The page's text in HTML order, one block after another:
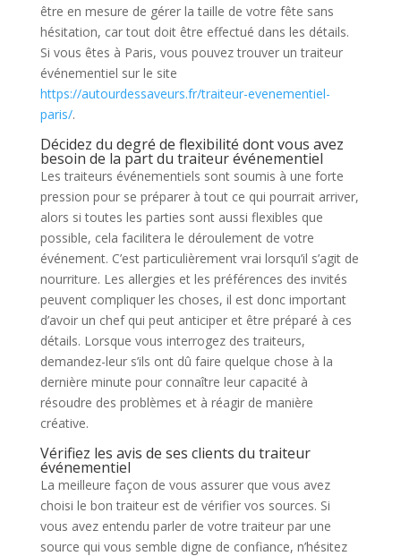
être en mesure de gérer la taille de votre fête sans
hésitation, car tout doit être effectué dans les détails.
Si vous êtes à Paris, vous pouvez trouver un traiteur
événementiel sur le site
https://autourdessaveurs.fr/traiteur-evenementiel-
paris/.
Décidez du degré de flexibilité dont vous avez
besoin de la part du traiteur événementiel
Les traiteurs événementiels sont soumis à une forte
pression pour se préparer à tout ce qui pourrait arriver,
alors si toutes les parties sont aussi flexibles que
possible, cela facilitera le déroulement de votre
événement. C’est particulièrement vrai lorsqu’il s’agit de
nourriture. Les allergies et les préférences des invités
peuvent compliquer les choses, il est donc important
d’avoir un chef qui peut anticiper et être préparé à ces
détails. Lorsque vous interrogez des traiteurs,
demandez-leur s’ils ont dû faire quelque chose à la
dernière minute pour connaître leur capacité à
résoudre des problèmes et à réagir de manière
créative.
Vérifiez les avis de ses clients du traiteur
événementiel
La meilleure façon de vous assurer que vous avez
choisi le bon traiteur est de vérifier vos sources. Si
vous avez entendu parler de votre traiteur par une
source qui vous semble digne de confiance, n’hésitez